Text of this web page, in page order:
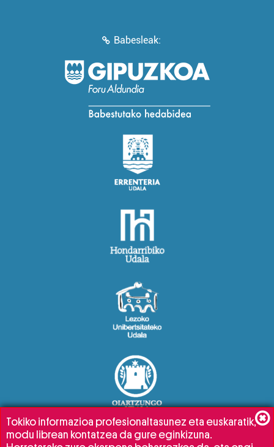
Babesleak:
Tokiko informazioa profesionaltasunez eta euskaratik,
modu librean kontatzea da gure eginkizuna.